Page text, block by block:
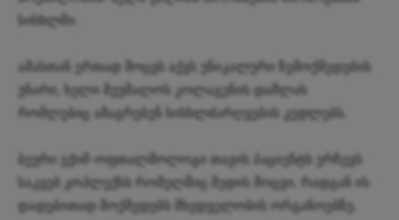
სისხლში.
ამასთან ერთად მოცვს აქვს უნიკალური ზემოქმედების
უნარი, ხელი შეუშალოს კოლაგენის დაშლას
რომლებიც ამაგრებენ სისხლძარღვების კედლებს.
ბევრი ექიმ-ოფთალმოლოგი თავის პაციენტს ურჩევს
საკვებ კოპლექსს რომელშიც შედის მოცვი. რადგან ის
დადებითად მოქმედებს მხედველობის ორგანოებზე.